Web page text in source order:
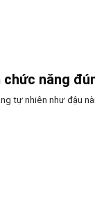
năng
tự nhiên như đậu